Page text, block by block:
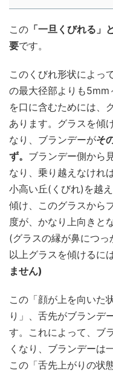
この 「一旦くびれる
要です。
このくびれ形状によっ
の最大径部よりも5mm
を口に含むためには、
あります。グラスを傾
なり、ブランデーがそ
ず。 ブランデー側から
なり、乗り越えなけれ
小高い丘(くびれ)を越
傾け、このグラスから
度が、かなり上向きと
(グラスの縁が鼻につ
以上グラスを傾けるには
ません)
この「顔が上を向いた
り」、舌先がブランデ
す。これによって、ブ
くなり、ブランデーは
この「舌先上がりの状